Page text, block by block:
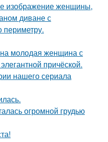
изображение женщины,
диване с
периметру.
молодая женщина с
причёской.
нашего сериала
огромной грудью